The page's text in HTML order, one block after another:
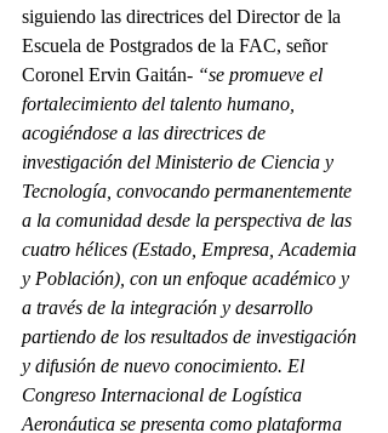
siguiendo las directrices del Director de la
Escuela de Postgrados de la FAC, señor
Coronel Ervin Gaitán- “se promueve el
fortalecimiento del talento humano,
acogiéndose a las directrices de
investigación del Ministerio de Ciencia y
Tecnología, convocando permanentemente
a la comunidad desde la perspectiva de las
cuatro hélices (Estado, Empresa, Academia
y Población), con un enfoque académico y
a través de la integración y desarrollo
partiendo de los resultados de investigación
y difusión de nuevo conocimiento. El
Congreso Internacional de Logística
Aeronáutica se presenta como plataforma